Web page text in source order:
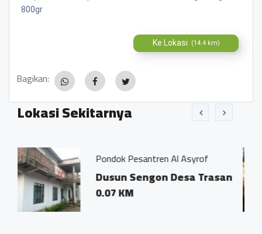
800gr
Ke Lokasi (14.4 km)
Bagikan:
Lokasi Sekitarnya
Pesantren Al Asyrof
Sengon Desa Trasan
KM
Jamu
Dsn.
0.03 KM